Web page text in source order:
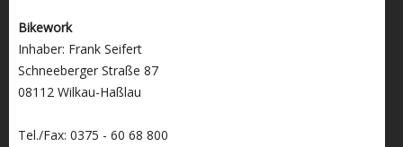
Bikework
Inhaber: Frank Seifert
Schneeberger Straße 87
08112 Wilkau-Haßlau
Tel./Fax: 0375 - 60 68 800